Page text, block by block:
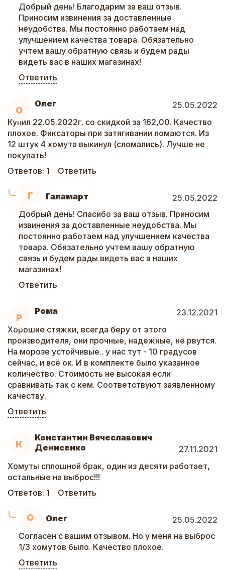
Добрый день! Благодарим за ваш отзыв.
Приносим извинения за доставленные
неудобства. Мы постоянно работаем над
улучшением качества товара. Обязательно
учтем вашу обратную связь и будем рады
видеть вас в наших магазинах!
Ответить
О
Олег
25.05.2022
Купил 22.05.2022г. со скидкой за 162,00. Качество
плохое. Фиксаторы при затягивании ломаются. Из
12 штук 4 хомута выкинул (сломались). Лучше не
покупать!
Ответов: 1 Ответить
Г Галамарт
25.05.2022
Добрый день! Спасибо за ваш отзыв. Приносим
извинения за доставленные неудобства. Мы
постоянно работаем над улучшением качества
товара. Обязательно учтем вашу обратную
связь и будем рады видеть вас в наших
магазинах!
Ответить
Р
Рома
23.12.2021
Хорошие стяжки, всегда беру от этого
производителя, они прочные, надежные, не рвутся.
На морозе устойчивые.. у нас тут - 10 градусов
сейчас, и всё ок. И в комплекте было указанное
количество. Стоимость не высокая если
сравнивать так с кем. Соответствуют заявленному
качеству.
Ответить
К
Константин Вячеславович
Денисенко
27.11.2021
Хомуты сплошной брак, один из десяти работает,
остальные на выброс!!!
Ответов: 1 Ответить
О Олег
25.05.2022
Согласен с вашим отзывом. Но у меня на выброс
1/3 хомутов было. Качество плохое.
Ответить